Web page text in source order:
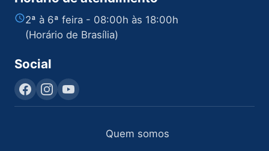
2ª à 6ª feira - 08:00h às 18:00h
(Horário de Brasília)
Social
Quem somos